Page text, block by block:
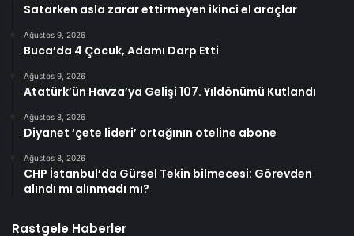
Satarken asla zarar ettirmeyen ikinci el araçlar
Ağustos 9, 2026
Buca’da 4 Çocuk, Adamı Darp Etti
Ağustos 9, 2026
Atatürk’ün Havza’ya Gelişi 107. Yıldönümü Kutlandı
Ağustos 8, 2026
Diyanet ‘çete lideri’ ortağının oteline abone
Ağustos 8, 2026
CHP İstanbul’da Gürsel Tekin bilmecesi: Görevden
alındı mı alınmadı mı?
Rastgele Haberler